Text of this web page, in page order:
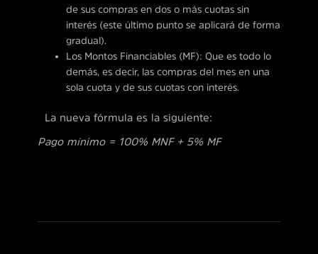
de sus compras en dos o más cuotas sin
interés (este último punto se aplicará de forma
gradual).
Los Montos Financiables (MF): Que es todo lo
demás, es decir, las compras del mes en una
sola cuota y de sus cuotas con interés.
La nueva fórmula es la siguiente:
Pago mínimo = 100% MNF + 5% MF